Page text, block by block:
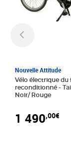
Nouvelle Attitude
Vélo électrique du
reconditionné - Taille normale -
Noir/ Rouge
1 490,00€